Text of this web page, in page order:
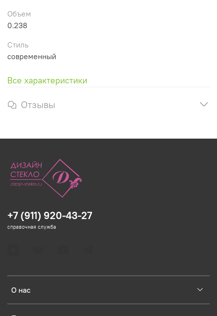
Объем
0.238
Стиль
современный
Все характеристики
Отзывы
О нас
+7 (911) 920-43-27
справочная служба